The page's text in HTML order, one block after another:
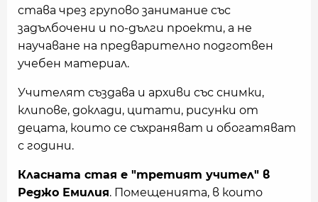
става чрез групово занимание със
задълбочени и по-дълги проекти, а не
научаване на предварително подготвен
учебен материал.
Учителят създава и архиви със снимки,
клипове, доклади, цитати, рисунки от
децата, които се съхраняват и обогатяват
с години.
Класната стая е "третият учител" в
Реджо Емилия. Помещенията, в които